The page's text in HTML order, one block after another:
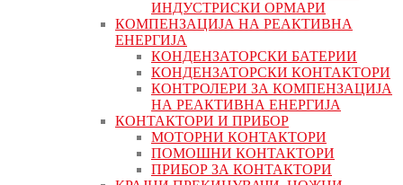
ИНДУСТРИСКИ ОРМАРИ
КОМПЕНЗАЦИЈА НА РЕАКТИВНА
ЕНЕРГИЈА
КОНДЕНЗАТОРСКИ БАТЕРИИ
КОНДЕНЗАТОРСКИ КОНТАКТОРИ
КОНТРОЛЕРИ ЗА КОМПЕНЗАЦИЈА
НА РЕАКТИВНА ЕНЕРГИЈА
КОНТАКТОРИ И ПРИБОР
МОТОРНИ КОНТАКТОРИ
ПОМОШНИ КОНТАКТОРИ
ПРИБОР ЗА КОНТАКТОРИ